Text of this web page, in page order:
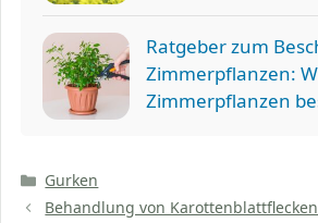
Ratgeber zum
Zimmerpflanzen:
Zimmerpflanzen
Kategorien
Gurken
Behandlung von